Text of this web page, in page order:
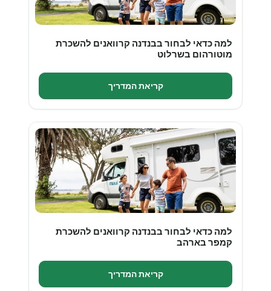
למה כדאי לבחור בבנדנה קרוואנים להשכרת
מוטורהום בשרלוט
קריאת המדריך
למה כדאי לבחור בבנדנה קרוואנים להשכרת
קמפר בארהב
קריאת המדריך